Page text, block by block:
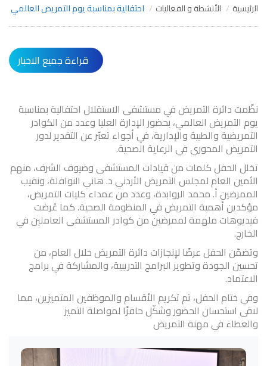
الرئيسية الأنشطة و الفعاليات احتفالية بمناسبة يوم التمريض العالمي
قراءة جميع الاخبار
نظّمت دائرة التمريض في مستشفى الاستقلال احتفالية بمناسبة
يوم التمريض العالمي، بحضور الإدارة العليا وعدد من الكوادر
التمريضية والطبية والإدارية، في أجواء تعبّر عن التقدير لدور
التمريض المحوري في الرعاية الصحية.
تخلل الحفل كلمات من قيادات المستشفى وضيوف الشرف، منهم
الأمين العام لمجلس التمريض الأردني د. هاني النوافلة، ونقيب
الممرضين أ. محمد الروابدة، وعدد من عمداء كليات التمريض،
مؤكدين أهمية التمريض في المنظومة الصحية. كما عُرضت
فيديوهات ملهمة لممرضين من كوادر المستشفى العاملين في
الخارج.
وتضمّن الحفل عرضًا لإنجازات دائرة التمريض خلال العام، من
تحسين الجودة وتطوير البرامج التدريبية، والمشاركة في برامج
الاعتماد.
وفي ختام الحفل، تم تكريم الأقسام والموظفين المتميزين، مما
لاقى استحسان الحضور وشكّل حافزًا لمواصلة التميز
والعطاء في مهنة التمريض